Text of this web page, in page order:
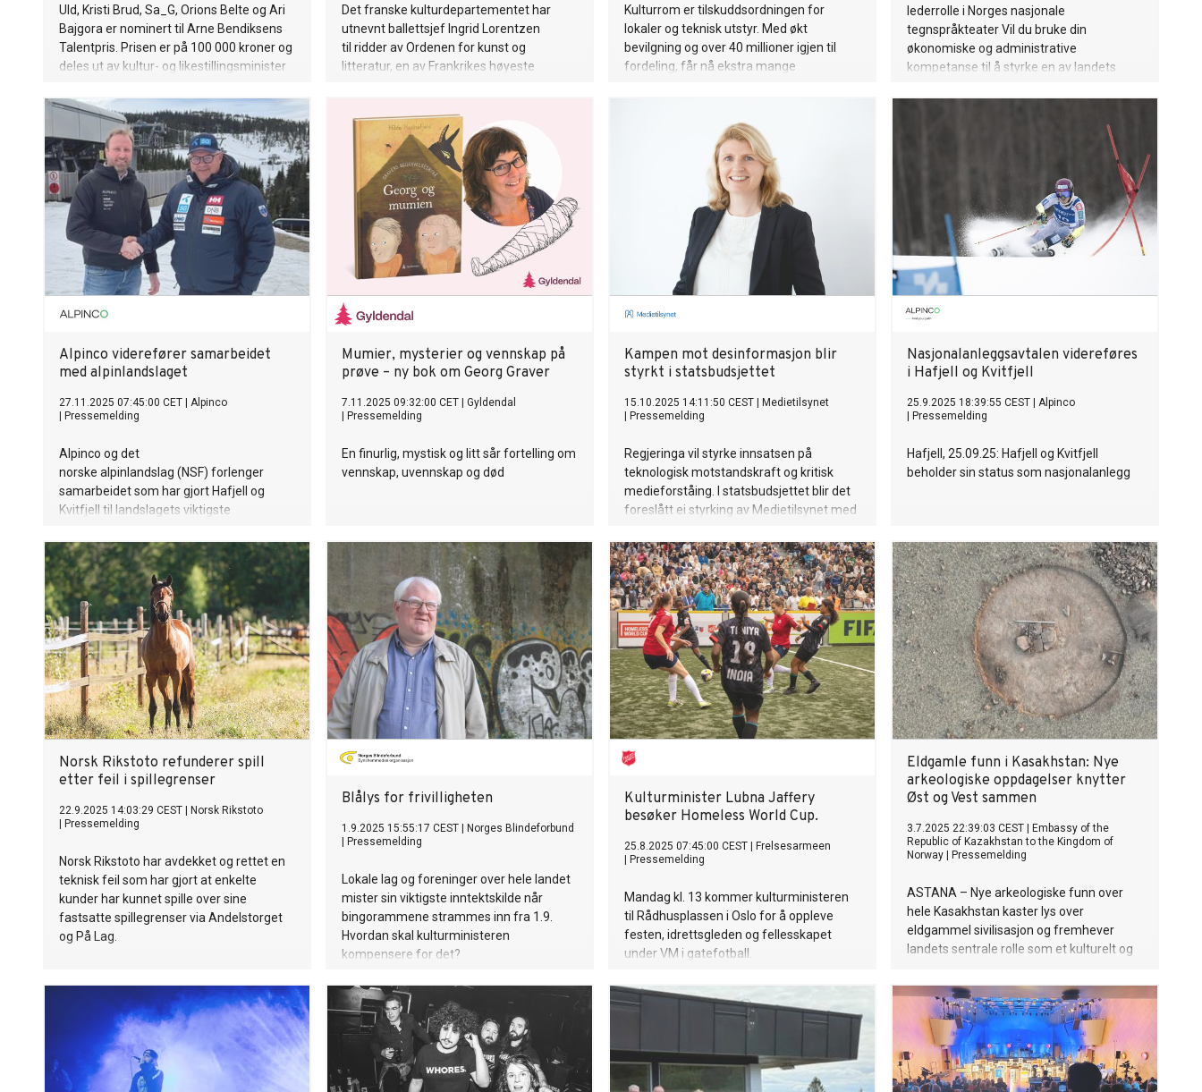
Uld, Kristi Brud, Sa_G, Orions Belte og Ari
Bajgora er nominert til Arne Bendiksens
Talentpris. Prisen er på 100 000 kroner og
deles ut av kultur- og likestillingsminister
Det franske kulturdepartementet har
utnevnt ballettsjef Ingrid Lorentzen
til ridder av Ordenen for kunst og
litteratur, en av Frankrikes høyeste
Den franske ambassadørboligen i Oslo i
går, 10. desember.
Kulturrom er tilskuddsordningen for
lokaler og teknisk utstyr. Med økt
bevilgning og over 40 millioner igjen til
fordeling, får nå ekstra mange
og teater! Se hvem som fikk tilskudd i ditt
lederrolle i Norges nasjonale
tegnspråkteater Vil du bruke din
økonomiske og administrative
kompetanse til å styrke en av landets
befolkningen, men forestillingene er også
åpne og tilgjengelige for alle. Vi søker nå
en administrativ leder med solid
økonomisk forståelse, god struktur og
trygg forankring i det tegnspråklige
miljøet. Stillingen er sentral i teatrets
videre utvikling – og passer for deg som
kombinerer faglig tyngde med kulturell
teater der tegnspråk og døvekultur står i
sentrum.
Alpinco viderefører samarbeidet
med alpinlandslaget
27.11.2025 07:45:00 CET
Alpinco
Pressemelding
Alpinco og det
norske alpinlandslag (NSF) forlenger
samarbeidet som har gjort Hafjell og
Kvitfjell til landslagets viktigste
at Alpinco fortsetter med å legge til rette
for trening, samlinger og
overnatting i begge destinasjoner.
Mumier, mysterier og vennskap på
prøve – ny bok om Georg Graver
7.11.2025 09:32:00 CET
Gyldendal
Pressemelding
En finurlig, mystisk og litt sår fortelling om
vennskap, uvennskap og død
Kampen mot desinformasjon blir
styrkt i statsbudsjettet
15.10.2025 14:11:50 CEST
Medietilsynet
Pressemelding
Regjeringa vil styrke innsatsen på
teknologisk motstandskraft og kritisk
medieforståing. I statsbudsjettet blir det
foreslått ei styrking av Medietilsynet med
millionar til skiping av eit nytt
forskingssenter på det offentlege
ordskiftet.
Nasjonalanleggsavtalen videreføres
i Hafjell og Kvitfjell
25.9.2025 18:39:55 CEST
Alpinco
Pressemelding
Hafjell, 25.09.25: Hafjell og Kvitfjell
beholder sin status som nasjonalanlegg
Norsk Rikstoto refunderer spill
etter feil i spillegrenser
22.9.2025 14:03:29 CEST
Norsk Rikstoto
Pressemelding
Norsk Rikstoto har avdekket og rettet en
teknisk feil som har gjort at enkelte
kunder har kunnet spille over sine
fastsatte spillegrenser via Andelstorget
og På Lag.
Blålys for frivilligheten
1.9.2025 15:55:17 CEST
Norges Blindeforbund
Pressemelding
Lokale lag og foreninger over hele landet
mister sin viktigste inntektskilde når
bingorammene strammes inn fra 1.9.
Hvordan skal kulturministeren
kompensere for det?
Kulturminister Lubna Jaffery
besøker Homeless World Cup.
25.8.2025 07:45:00 CEST
Frelsesarmeen
Pressemelding
Mandag kl. 13 kommer kulturministeren
til Rådhusplassen i Oslo for å oppleve
festen, idrettsgleden og fellesskapet
under VM i gatefotball.
Eldgamle funn i Kasakhstan: Nye
arkeologiske oppdagelser knytter
Øst og Vest sammen
3.7.2025 22:39:03 CEST
Embassy of the
Republic of Kazakhstan to the Kingdom of
Norway
Pressemelding
ASTANA – Nye arkeologiske funn over
hele Kasakhstan kaster lys over
eldgammel sivilisasjon og fremhever
landets sentrale rolle som et kulturelt og
og Vest. Fra keramikk fra Seljuk-perioden
i middelalderbyen Saraishyk til
gullsmykker fra Saka- og Wusun-tidene,
spenner funnene over store geografiske
områder og historiske epoker. Saraishyk:
Et middelaldersk knutepunkt for handel